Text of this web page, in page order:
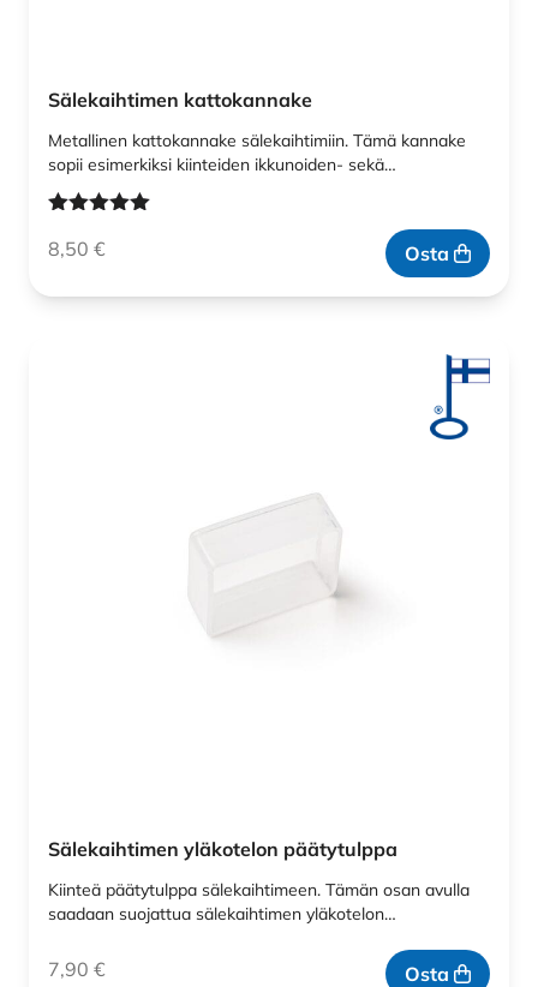
Sälekaihtimen kattokannake
Metallinen kattokannake sälekaihtimiin. Tämä kannake
sopii esimerkiksi kiinteiden ikkunoiden- sekä…
tuotteesta:
8,50 € Osta
Sälekaihtimen yläkotelon päätytulppa
Kiinteä päätytulppa sälekaihtimeen. Tämän osan avulla
saadaan suojattua sälekaihtimen yläkotelon…
7,90 € Osta